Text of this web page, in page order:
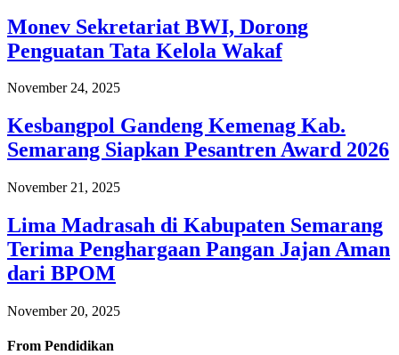
Monev Sekretariat BWI, Dorong
Penguatan Tata Kelola Wakaf
November 24, 2025
Kesbangpol Gandeng Kemenag Kab.
Semarang Siapkan Pesantren Award 2026
November 21, 2025
Lima Madrasah di Kabupaten Semarang
Terima Penghargaan Pangan Jajan Aman
dari BPOM
November 20, 2025
From Pendidikan